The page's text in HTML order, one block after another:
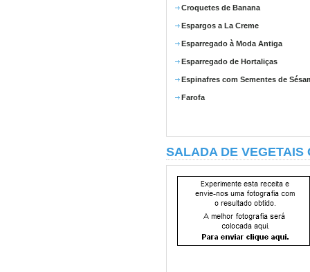
Croquetes de Banana
Espargos a La Creme
Esparregado à Moda Antiga
Esparregado de Hortaliças
Espinafres com Sementes de
Farofa
SALADA DE VEGETAIS